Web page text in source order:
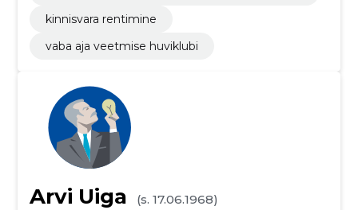
kinnisvara rentimine
vaba aja veetmise huviklubi
Arvi Uiga
(s. 17.06.1968)